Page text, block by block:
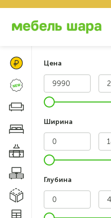
Цены Клуба Своих
Новинки
Диваны и кресла
Мебель для кухни
Модульные системы
Цена
Ширина
Глубина